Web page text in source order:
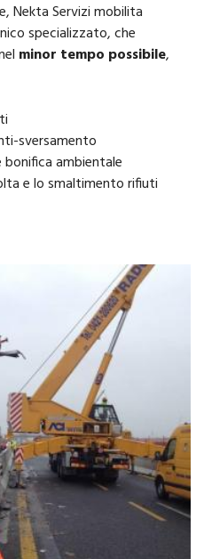
Nekta Servizi mobilita
specializzato, che
minor tempo possibile,
sversamento
bonifica ambientale
e lo smaltimento rifiuti